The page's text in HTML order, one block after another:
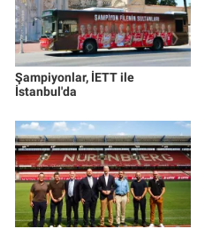
Şampiyonlar, İETT ile
İstanbul'da